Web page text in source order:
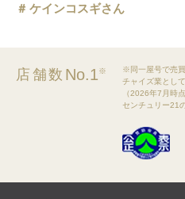
ケインコスギさん
店舗数 No.1※
※同一屋号で売
チャイズ業とし
（2026年7月時
センチュリー21